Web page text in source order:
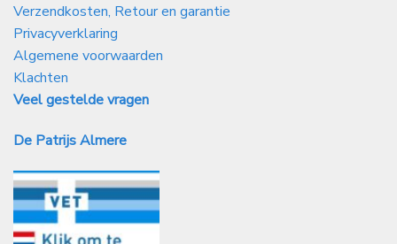
Verzendkosten, Retour en garantie
Privacyverklaring
Algemene voorwaarden
Klachten
Veel gestelde vragen
De Patrijs Almere